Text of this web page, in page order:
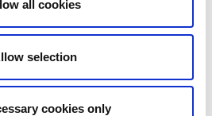
all cookies
selection
cookies only
forêt, juste à la lisière de Hjo.
émissions de carbone.